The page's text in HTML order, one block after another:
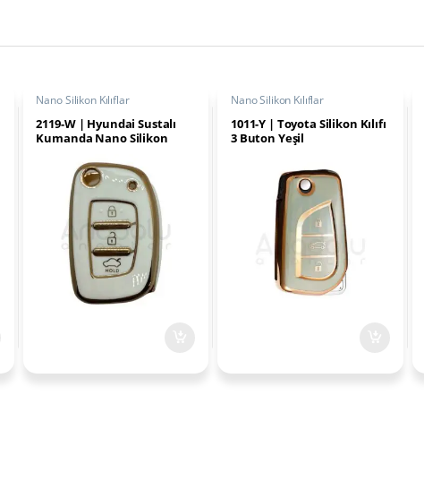
Nano Silikon Kılıflar
2119-W | Hyundai Sustalı
Kumanda Nano Silikon
Nano Silikon Kılıflar
1011-Y | Toyota Silikon Kılıfı
3 Buton Yeşil